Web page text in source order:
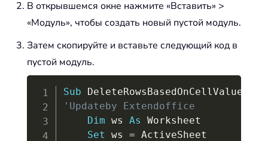
В открывшемся окне нажмите «Вставить» >
«Модуль», чтобы создать новый пустой модуль.
Затем скопируйте и вставьте следующий код в
пустой модуль.
Sub DeleteRowsBasedOnCellValue
'Updateby Extendoffice
Dim ws As Worksheet
Set ws = ActiveSheet
Copy